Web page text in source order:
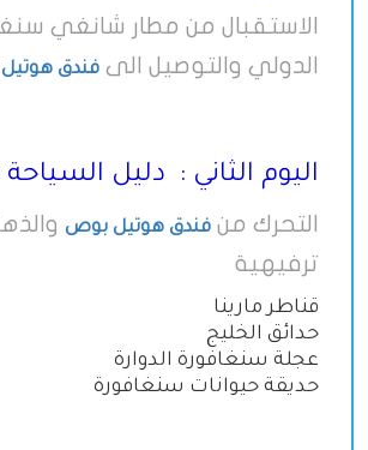
الاستقبال من مطار شانغي
الدولي والتوصيل الى فندق
اليوم الثاني : دليل
التحرك من فندق هوتيل بوص
ترفيهية
قناطر مارينا
حدائق الخليج
عجلة سنغافورة الدوارة
حديقة حيوانات سنغافورة